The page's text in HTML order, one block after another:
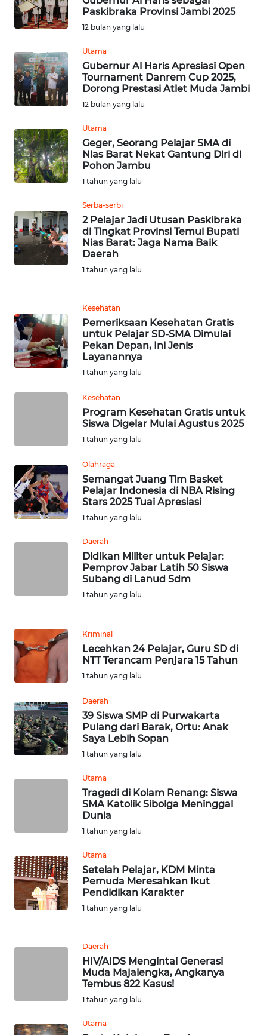
Paskibraka Provinsi Jambi 2025
12 bulan yang lalu
Utama
Gubernur Al Haris Apresiasi Open
Tournament Danrem Cup 2025,
Dorong Prestasi Atlet Muda Jambi
12 bulan yang lalu
Utama
Geger, Seorang Pelajar SMA di
Nias Barat Nekat Gantung Diri di
Pohon Jambu
1 tahun yang lalu
Serba-serbi
2 Pelajar Jadi Utusan Paskibraka
di Tingkat Provinsi Temui Bupati
Nias Barat: Jaga Nama Baik
Daerah
1 tahun yang lalu
Kesehatan
Pemeriksaan Kesehatan Gratis
untuk Pelajar SD-SMA Dimulai
Pekan Depan, Ini Jenis
Layanannya
1 tahun yang lalu
Kesehatan
Program Kesehatan Gratis untuk
Siswa Digelar Mulai Agustus 2025
1 tahun yang lalu
Olahraga
Semangat Juang Tim Basket
Pelajar Indonesia di NBA Rising
Stars 2025 Tuai Apresiasi
1 tahun yang lalu
Daerah
Didikan Militer untuk Pelajar:
Pemprov Jabar Latih 50 Siswa
Subang di Lanud Sdm
1 tahun yang lalu
Kriminal
Lecehkan 24 Pelajar, Guru SD di
NTT Terancam Penjara 15 Tahun
1 tahun yang lalu
Daerah
39 Siswa SMP di Purwakarta
Pulang dari Barak, Ortu: Anak
Saya Lebih Sopan
1 tahun yang lalu
Utama
Tragedi di Kolam Renang: Siswa
SMA Katolik Sibolga Meninggal
Dunia
1 tahun yang lalu
Utama
Setelah Pelajar, KDM Minta
Pemuda Meresahkan Ikut
Pendidikan Karakter
1 tahun yang lalu
Daerah
HIV/AIDS Mengintai Generasi
Muda Majalengka, Angkanya
Tembus 822 Kasus!
1 tahun yang lalu
Utama
KALTENG
KALTARA
WN
KALSEL
KALTIM
WN
SULSEL
WN
GORONTALO
WN
MALUKU
WN
MALUT
WN
DANAU
WN
NIAS
TANJUNG
KARO
WN
SIMALUNGUN
WN
WN DELI
SERDANG
WN